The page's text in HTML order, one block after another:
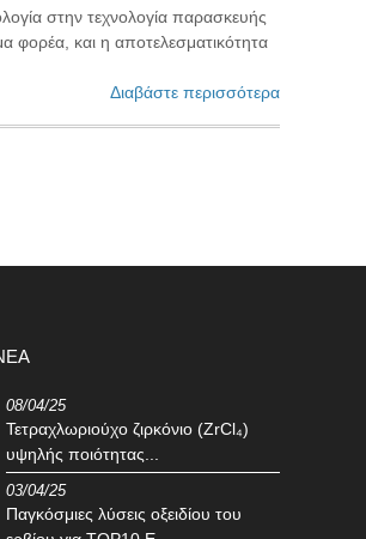
στην τεχνολογία παρασκευής
και η αποτελεσματικότητα
Διαβάστε περισσότερα
08/04/25
Τετραχλωριούχο ζιρκόνιο (ZrCl₄)
υψηλής ποιότητας...
03/04/25
Παγκόσμιες λύσεις οξειδίου του